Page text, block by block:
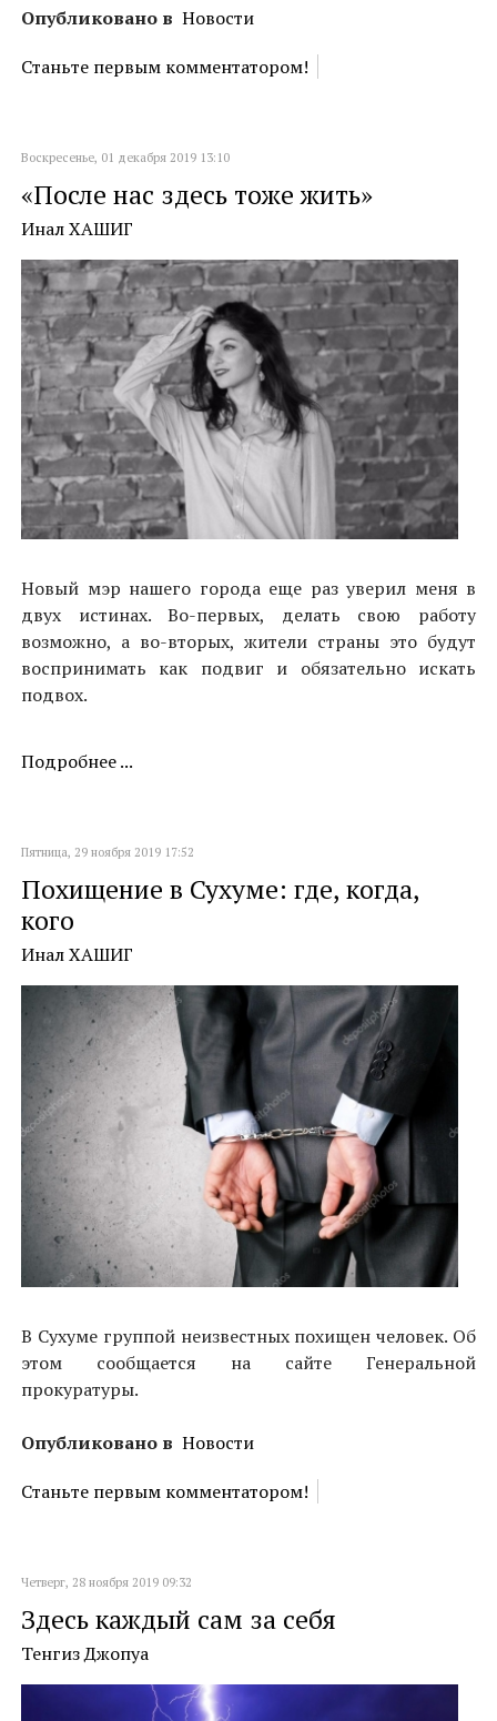
Опубликовано в Новости
Станьте первым комментатором!
Воскресенье, 01 декабря 2019 13:10
«После нас здесь тоже жить»
Инал ХАШИГ
Новый мэр нашего города еще раз уверил меня в
двух истинах. Во-первых, делать свою работу
возможно, а во-вторых, жители страны это будут
воспринимать как подвиг и обязательно искать
подвох.
Подробнее ...
Пятница, 29 ноября 2019 17:52
Похищение в Сухуме: где, когда,
кого
Инал ХАШИГ
В Cухуме группой неизвестных похищен человек. Об
этом сообщается на сайте Генеральной
прокуратуры.
Опубликовано в Новости
Станьте первым комментатором!
Четверг, 28 ноября 2019 09:32
Здесь каждый сам за себя
Тенгиз Джопуа